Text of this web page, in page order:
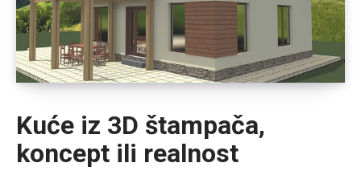
Kuće iz 3D štampača,
koncept ili realnost